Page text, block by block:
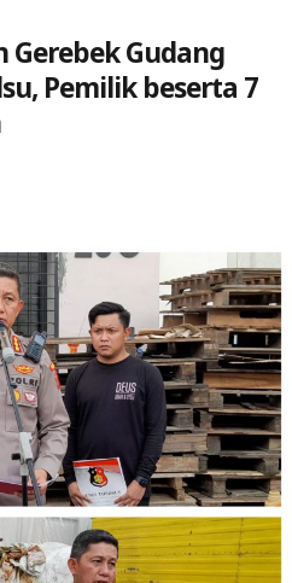
Gerebek Gudang
Pemilik beserta 7